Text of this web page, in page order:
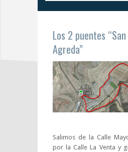
Los 2 puentes
Agreda”
Salimos de la Calle
por la Calle La Venta y